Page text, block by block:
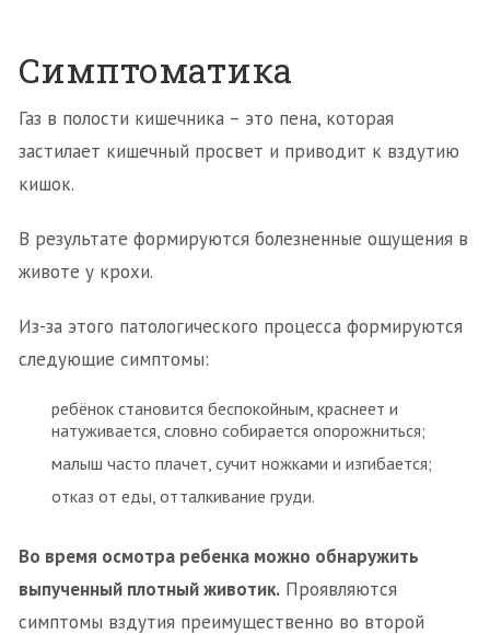
Симптоматика
Газ в полости кишечника – это пена, которая
застилает кишечный просвет и приводит к вздутию
кишок.
В результате формируются болезненные ощущения в
животе у крохи.
Из-за этого патологического процесса формируются
следующие симптомы:
ребёнок становится беспокойным, краснеет и
натуживается, словно собирается опорожниться;
малыш часто плачет, сучит ножками и изгибается;
отказ от еды, отталкивание груди.
Во время осмотра ребенка можно обнаружить
выпученный плотный животик. Проявляются
симптомы вздутия преимущественно во второй